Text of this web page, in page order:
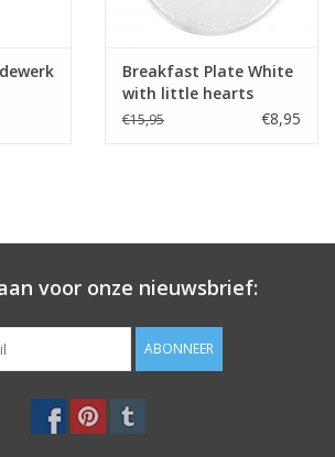
Breakfast Plate White
with little hearts
€15,95 €8,95
voor onze nieuwsbrief:
ABONNEER